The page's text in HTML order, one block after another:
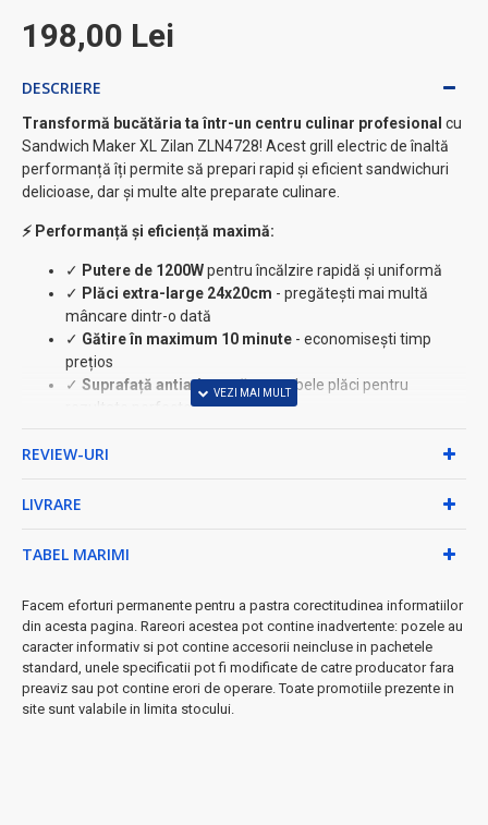
198,00 Lei
DESCRIERE
Transformă bucătăria ta într-un centru culinar profesional cu
Sandwich Maker XL Zilan ZLN4728! Acest grill electric de înaltă
performanță îți permite să prepari rapid și eficient sandwichuri
delicioase, dar și multe alte preparate culinare.
⚡ Performanță și eficiență maximă:
✓ Putere de 1200Wpentru încălzire rapidă și uniformă
✓ Plăci extra-large 24x20cm - pregătești mai multă
mâncare dintr-o dată
✓ Gătire în maximum 10 minute - economisești timp
prețios
✓ Suprafață antiaderentăpe ambele plăci pentru
rezultate perfecte
• Burgeri, fripturi și piept de pui la grătar
• Panini și brânzeturi la grătar
✓Indicator luminospentru monitorizarea temperaturii
✓Sistem de închidere sigurpentru stabilitate maximă
✓ Design compact argintiu- se integrează perfect în
orice bucătărie
✓Curățare simplă- doar cu o cârpă umedă după răcire
REVIEW-URI
LIVRARE
TABEL MARIMI
Facem eforturi permanente pentru a pastra corectitudinea informatiilor
din acesta pagina. Rareori acestea pot contine inadvertente: pozele au
caracter informativ si pot contine accesorii neincluse in pachetele
standard, unele specificatii pot fi modificate de catre producator fara
preaviz sau pot contine erori de operare. Toate promotiile prezente in
site sunt valabile in limita stocului.